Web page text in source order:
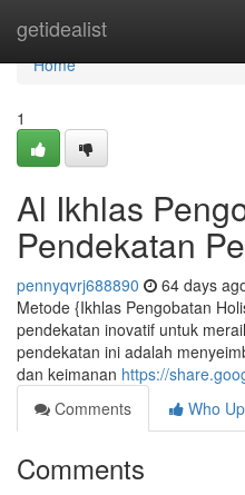
getidealist
Home
Home
1
Al Ikhlas
Pendekatan
pennyqvrj688890 64 days
Metode {Ikhlas Pengobatan
pendekatan inovatif untuk
pendekatan ini adalah
dan keimanan https://
Comments
Who
Comments